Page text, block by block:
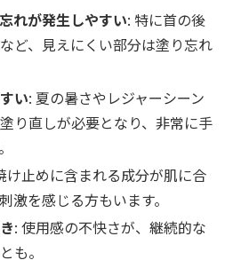
れが発生しやすい: 特に首の後
ど、見えにくい部分は塗り忘れ
い: 夏の暑さやレジャーシーン
り直しが必要となり、非常に手
け止めに含まれる成分が肌に合
激を感じる方もいます。
: 使用感の不快さが、継続的な
も。